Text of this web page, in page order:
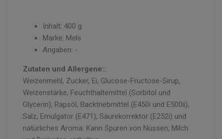
Inhalt: 400 g
Marke: Mels
Angaben: -
Zutaten und Allergene::
Weizenmehl, Zucker, Ei, Glucose-Fructose-Sirup,
Weizenstärke, Feuchthaltemittel (Sorbitol und
Glycerin), Rapsöl, Backtriebmittel (E450i und E500ii),
Salz, Emulgator (E471), Säurekorrektor (E252i) und
natürliches Aroma. Kann Spuren von Nüssen, Milch